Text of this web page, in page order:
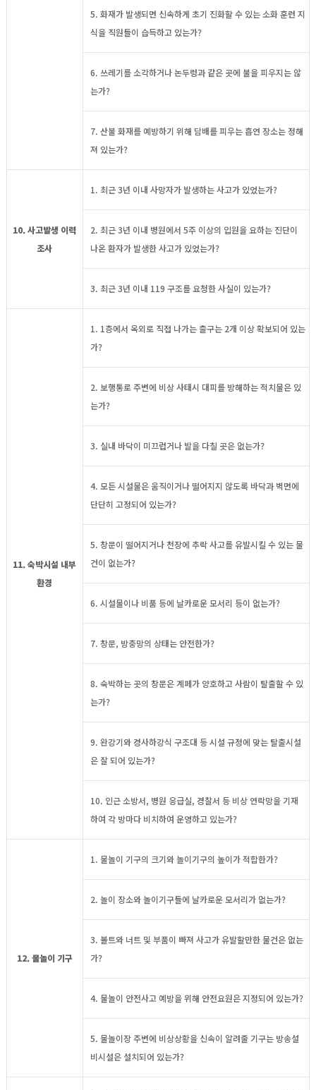
5. 화재가 발생되면 신속하게 초기 진화할 수 있는 소화 훈련 지
식을 직원들이 습득하고 있는가?
6. 쓰레기를 소각하거나 논두렁과 같은 곳에 불을 피우지는 않
는가?
7. 산불 화재를 예방하기 위해 담배를 피우는 흡연 장소는 정해
져 있는가?
10. 사고발생 이력
조사
1. 최근 3년 이내 사망자가 발생하는 사고가 있었는가?
2. 최근 3년 이내 병원에서 5주 이상의 입원을 요하는 진단이
나온 환자가 발생한 사고가 있었는가?
3. 최근 3년 이내 119 구조를 요청한 사실이 있는가?
11. 숙박시설 내부
환경
1. 1층에서 옥외로 직접 나가는 출구는 2개 이상 확보되어 있는
가?
2. 보행통로 주변에 비상 사태시 대피를 방해하는 적치물은 있
는가?
3. 실내 바닥이 미끄럽거나 발을 다칠 곳은 없는가?
4. 모든 시설물은 움직이거나 떨어지지 않도록 바닥과 벽면에
단단히 고정되어 있는가?
5. 창문이 떨어지거나 천장에 추락 사고를 유발시킬 수 있는 물
건이 없는가?
6. 시설물이나 비품 등에 날카로운 모서리 등이 없는가?
7. 창문, 방충망의 상태는 안전한가?
8. 숙박하는 곳의 창문은 계페가 양호하고 사람이 탈출할 수 있
는가?
9. 완강기와 경사하강식 구조대 등 시설 규정에 맞는 탈출시설
은 잘 되어 있는가?
10. 인근 소방서, 병원 응급실, 경찰서 등 비상 연락망을 기재
하여 각 방마다 비치하여 운영하고 있는가?
12. 물놀이 기구
1. 물놀이 기구의 크기와 놀이기구의 높이가 적합한가?
2. 놀이 장소와 놀이기구들에 날카로운 모서리가 없는가?
3. 볼트와 너트 및 부품이 빠져 사고가 유발할만한 물건은 없는
가?
4. 물놀이 안전사고 예방을 위해 안전요원은 지정되어 있는가?
5. 물놀이장 주변에 비상상황을 신속이 알려줄 기구는 방송설
비시설은 설치되어 있는가?